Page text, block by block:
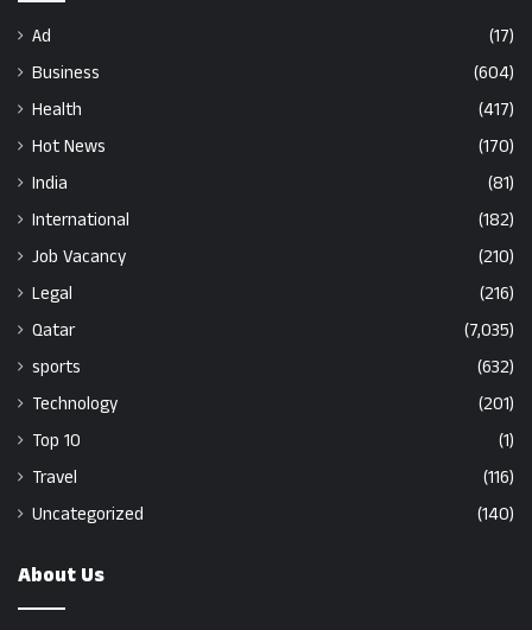
Ad
(17)
Business
(604)
Health
(417)
Hot News
(170)
India
(81)
International
(182)
Job Vacancy
(210)
Legal
(216)
Qatar
(7,035)
sports
(632)
Technology
(201)
Top 10
(1)
Travel
(116)
Uncategorized
(140)
About Us